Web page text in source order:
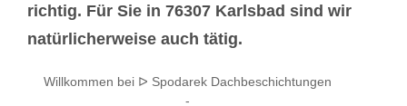
richtig. Für Sie in 76307 Karlsbad sind wir
natürlicherweise auch tätig.
Willkommen bei ᐅ Spodarek Dachbeschichtungen
-